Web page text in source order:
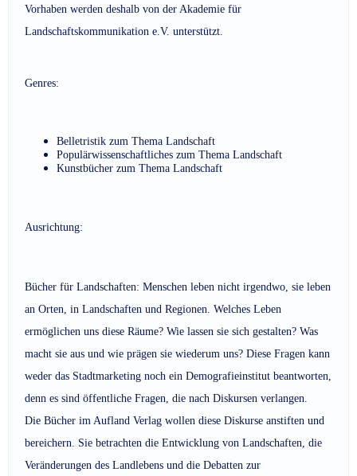
Vorhaben werden deshalb von der Akademie für
Landschaftskommunikation e.V. unterstützt.
Genres:
Belletristik zum Thema Landschaft
Populärwissenschaftliches zum Thema Landschaft
Kunstbücher zum Thema Landschaft
Ausrichtung:
Bücher für Landschaften: Menschen leben nicht irgendwo, sie leben
an Orten, in Landschaften und Regionen. Welches Leben
ermöglichen uns diese Räume? Wie lassen sie sich gestalten? Was
macht sie aus und wie prägen sie wiederum uns? Diese Fragen kann
weder das Stadtmarketing noch ein Demografieinstitut beantworten,
denn es sind öffentliche Fragen, die nach Diskursen verlangen.
Die Bücher im Aufland Verlag wollen diese Diskurse anstiften und
bereichern. Sie betrachten die Entwicklung von Landschaften, die
Veränderungen des Landlebens und die Debatten zur